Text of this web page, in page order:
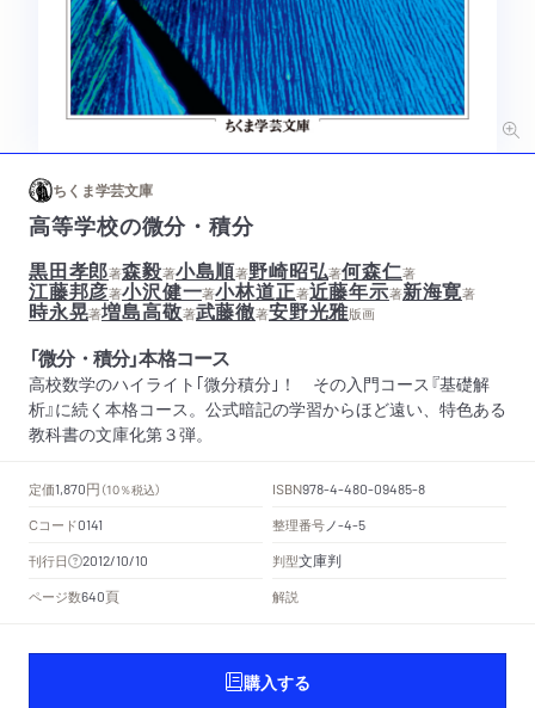
ちくま学芸文庫
高等学校の微分・積分
黒田孝郎著森毅著小島順著野崎昭弘著何森仁著
江藤邦彦著小沢健一著小林道正著近藤年示著新海寛著
時永晃著増島高敬著武藤徹著安野光雅版画
「微分・積分」本格コース
高校数学のハイライト｢微分積分｣！ その入門コース『基礎解
析』に続く本格コース。公式暗記の学習からほど遠い、特色ある
教科書の文庫化第３弾。
定価1,870円 （10％税込） ISBN978-4-480-09485-8
Cコード0141 整理番号ノ-4-5
刊行日 2012/10/10 判型文庫判
ページ数640頁 解説
購入する